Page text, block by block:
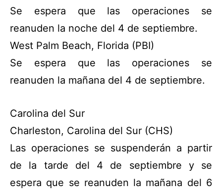
Se espera que las operaciones se
reanuden la noche del 4 de septiembre.
West Palm Beach, Florida (PBI)
Se espera que las operaciones se
reanuden la mañana del 4 de septiembre.
Carolina del Sur
Charleston, Carolina del Sur (CHS)
Las operaciones se suspenderán a partir
de la tarde del 4 de septiembre y se
espera que se reanuden la mañana del 6